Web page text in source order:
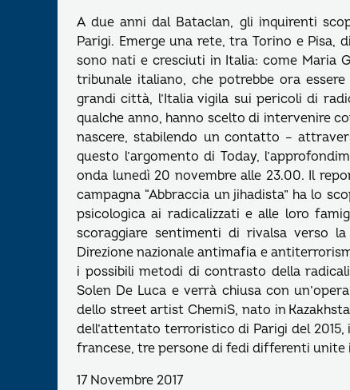
A due anni dal Bataclan, gli inquirenti
Parigi. Emerge una rete, tra Torino e
sono nati e cresciuti in Italia: come Maria
tribunale italiano, che potrebbe ora
grandi città, l’Italia vigila sui pericoli di
qualche anno, hanno scelto di intervenire
nascere, stabilendo un contatto –
questo l’argomento di Today,
onda lunedì 20 novembre alle 23.00. Il
campagna “Abbraccia un jihadista” ha lo
psicologica ai radicalizzati e alle loro
scoraggiare sentimenti di rivalsa verso
Direzione nazionale antimafia e
i possibili metodi di contrasto della
Solen De Luca e verrà chiusa con
dello street artist ChemiS, nato in
dell’attentato terroristico di Parigi del
francese, tre persone di fedi differenti unite
17 Novembre 2017